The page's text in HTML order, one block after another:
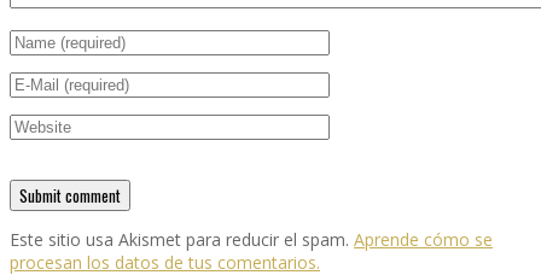
Este sitio usa Akismet para reducir el spam. Aprende cómo se
procesan los datos de tus comentarios.